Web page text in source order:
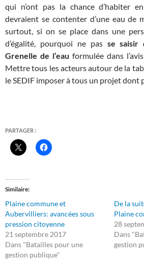
qui n’ont pas la chance d’habiter
devraient se contenter d’une eau de
surtout, si on se place dans une
d’égalité, pourquoi ne pas se saisir
Grenelle de l’eau formulée dans
Mettre tous les acteurs autour de la
le SEDIF imposer à tous un projet dont
PARTAGER :
Similaire
Plaine commune et
Aubervilliers: avancées sous
pression citoyenne
21 septembre 2017
Dans "Batailles pour une
gestion publique"
De la
Plaine
28
Dans
gestion